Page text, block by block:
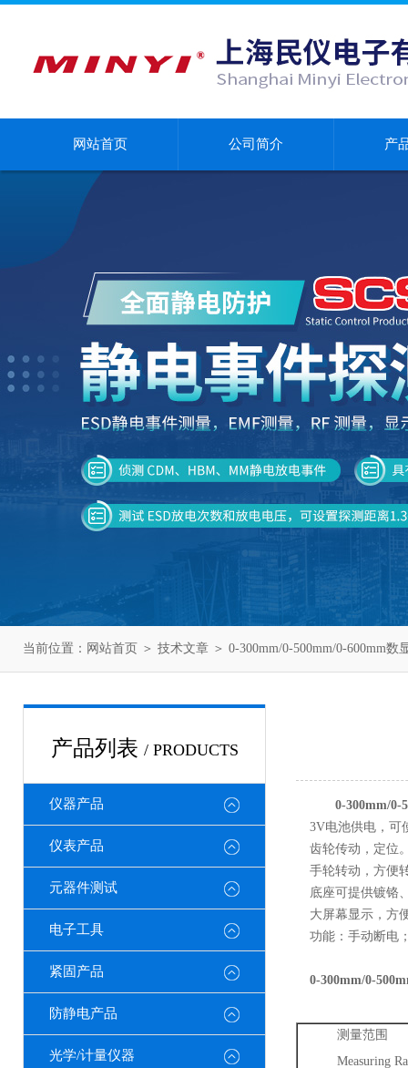
网站首页 公司简介 产
当前位置： 网站首页 ＞ 技术文章 ＞ 0-300mm/0-500mm/0-600mm数
产品列表 / PRODUCTS
仪器产品
仪表产品
元器件测试
电子工具
紧固产品
防静电产品
光学/计量仪器
0-300mm/0-
3V电池供电，
齿轮传动，定位
手轮转动，方便
底座可提供镀铬
大屏幕显示，方
功能：手动断电
0-300mm/0-
测量范围
Measuring